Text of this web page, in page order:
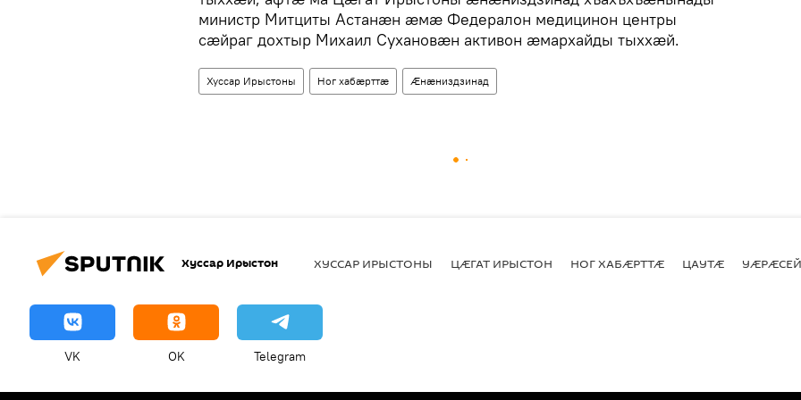
министр Митциты Астанæн æмæ Федералон медицинон центры
сæйраг дохтыр Михаил Сухановæн активон æмархайды тыххæй.
Хуссар Ирыстоны Ног хабӕрттӕ Æнæниздзинад
Хуссар Ирыстон ХУССАР ИРЫСТОНЫ ЦӔГАТ ИРЫСТОН НОГ ХАБӔРТТӔ ЦАУТӔ
VK OK Telegram